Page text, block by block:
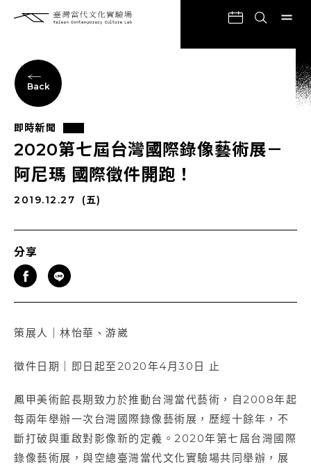
Back
即時新聞
2020第七屆台灣國際錄像藝術展－
阿尼瑪 國際徵件開跑！
2019.12.27 (五)
分享
策展人｜林怡華、游崴
徵件日期｜即日起至2020年4月30日 止
鳳甲美術館長期致力於推動台灣當代藝術，自2008年起
每兩年舉辦一次台灣國際錄像藝術展，歷經十餘年，不
斷打破與重啟對影像新的定義。2020年第七屆台灣國際
錄像藝術展，與空總臺灣當代文化實驗場共同舉辦，展